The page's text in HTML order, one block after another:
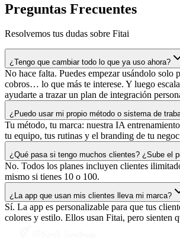
Preguntas Frecuentes
Resolvemos tus dudas sobre Fitai
¿Tengo que cambiar todo lo que ya uso ahora?
No hace falta. Puedes empezar usándolo solo
cobros… lo que más te interese. Y luego
ayudarte a trazar un plan de integración
¿Puedo usar mi propio método o sistema de
Tu método, tu marca: nuestra IA
tu equipo, tus rutinas y el branding de tu
¿Qué pasa si tengo muchos clientes? ¿Sube el
No. Todos los planes incluyen clientes
mismo si tienes 10 o 100.
¿La app que usan mis clientes lleva mi marca?
Sí. La app es personalizable para que tus
colores y estilo. Ellos usan Fitai, pero sienten